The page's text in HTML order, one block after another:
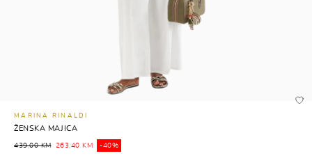
MARINA RINALDI
ŽENSKA MAJICA
439,00 KM 263,40 KM -40%